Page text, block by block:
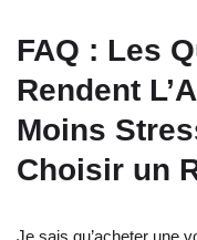
FAQ : Les
Rendent
Moins
Choisir un